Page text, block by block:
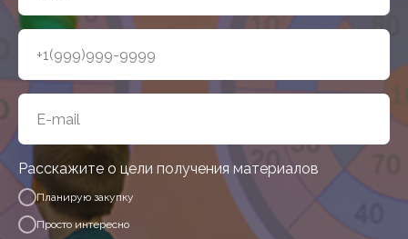
Расскажите о цели получения материалов
Планирую закупку
Просто интересно